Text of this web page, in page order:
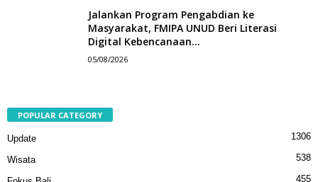
Jalankan Program Pengabdian ke
Masyarakat, FMIPA UNUD Beri Literasi
Digital Kebencanaan...
05/08/2026
POPULAR CATEGORY
Update 1306
Wisata 538
455